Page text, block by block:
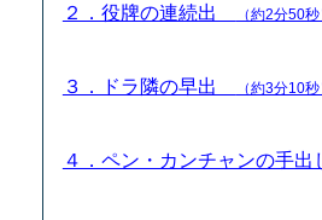
２．役牌の連続出 （約2分50秒
３．ドラ隣の早出 （約3分10秒
４．ペン・カンチャンの手